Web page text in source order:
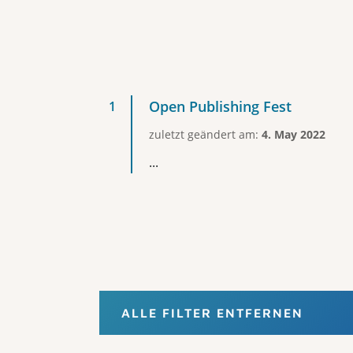
Open Publishing Fest
zuletzt geändert am: 4. May 2022
...
ALLE FILTER ENTFERNEN